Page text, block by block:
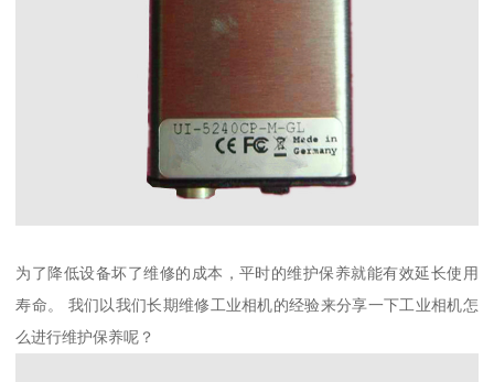
为了降低设备坏了维修的成本，平时的维护保养就能有效延长使用
寿命。 我们以我们长期维修工业相机的经验来分享一下工业相机怎
么进行维护保养呢？